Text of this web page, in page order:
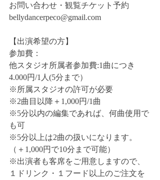
お問い合わせ・観覧チケット予約
bellydancerpeco@gmail.com
【出演希望の方】
参加費：
他スタジオ所属者参加費:1曲につき
4.000円/1人(5分まで）
※所属スタジオの許可が必要
※2曲目以降＋1,000円/1曲
※5分以内の編集であれば、何曲使用で
も可
※5分以上は2曲の扱いになります。
（＋1,000円で10分まで可能）
※出演者も客席をご用意しますので、
１ドリンク・１フード以上のご注文を